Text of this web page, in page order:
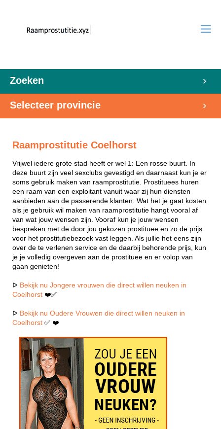
Zoeken
Selecteer provincie
Raamprostitutie Coelhorst
Vrijwel iedere grote stad heeft er wel 1: Een rosse buurt. In
deze buurt zijn veel sexclubs gevestigd en daarnaast kun je er
soms gebruik maken van raamprostitutie. Prostituees huren
een raam van een exploitant vanuit waar zij hun diensten
aanbieden aan de passerende klanten. Wat het je gaat kosten
als je gebruik wil maken van raamprostitutie hangt vooral af
van wat jouw wensen zijn. Vooraf kun je jouw wensen
bespreken met de door jou gekozen prostituee en zo de prijs
voor het prostitutiebezoek vast leggen. Als jullie het eens zijn
over de te verlenen service en de daarbij behorende prijs, kun
je je volledig overgeven aan de prostituee en er volop van
gaan genieten!
ᐅ Bekijk nu Jongere vrouwen die direct willen neuken in
Coelhorst ❤️✅
ᐅ Bekijk nu Oudere Vrouwen die direct willen neuken in
Coelhorst ✅ ❤️